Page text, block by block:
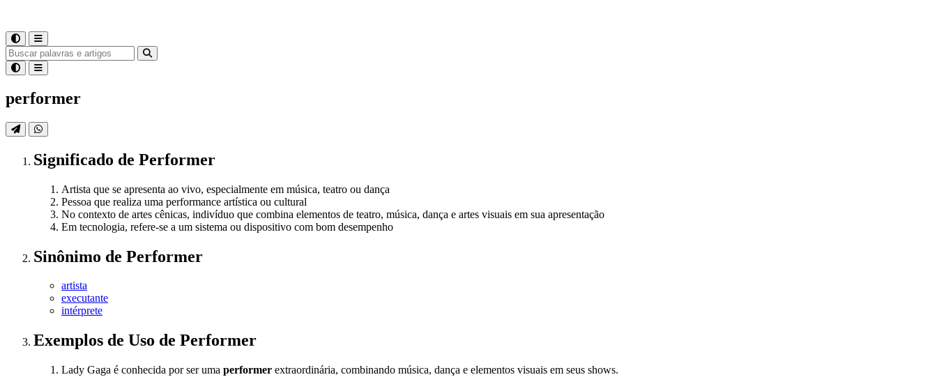
performer
Significado de Performer
Artista que se apresenta ao vivo, especialmente em música, teatro ou dança
Pessoa que realiza uma performance artística ou cultural
No contexto de artes cênicas, indivíduo que combina elementos de teatro, música, dança e artes visuais em sua apresentação
Em tecnologia, refere-se a um sistema ou dispositivo com bom desempenho
Sinônimo de Performer
artista
executante
intérprete
Exemplos de Uso de Performer
Lady Gaga é conhecida por ser uma performer extraordinária, combinando música, dança e elementos visuais em seus shows.